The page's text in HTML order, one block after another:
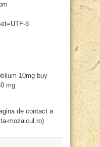
8
10mg buy
mg
de contact a
mozaicul.ro)